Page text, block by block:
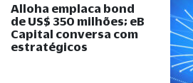
Alloha emplaca bond
de US$ 350 milhões; eB
Capital conversa com
estratégicos